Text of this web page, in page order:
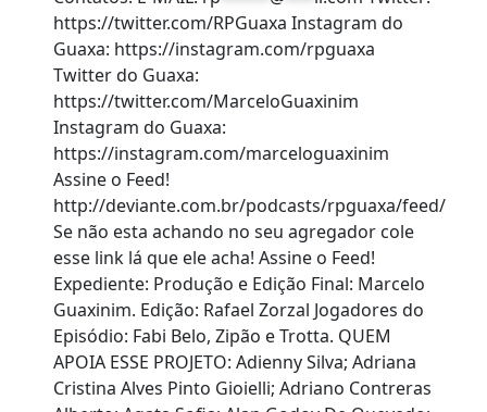
https://twitter.com/RPGuaxa Instagram do
Guaxa: https://instagram.com/rpguaxa
Twitter do Guaxa:
https://twitter.com/MarceloGuaxinim
Instagram do Guaxa:
https://instagram.com/marceloguaxinim
Assine o Feed!
http://deviante.com.br/podcasts/rpguaxa/feed/
Se não esta achando no seu agregador cole
esse link lá que ele acha! Assine o Feed!
Expediente: Produção e Edição Final: Marcelo
Guaxinim. Edição: Rafael Zorzal Jogadores do
Episódio: Fabi Belo, Zipão e Trotta. QUEM
APOIA ESSE PROJETO: Adienny Silva; Adriana
Cristina Alves Pinto Gioielli; Adriano Contreras